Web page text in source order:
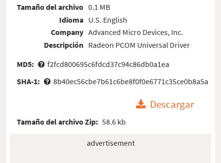
Tamaño del archivo
Idioma
Company
Descripción
0.1 MB
U.S. English
Advanced Micro Devices, Inc.
Radeon PCOM Universal Driver
MD5:
f2fcd800695c6fdcd37c94c86db0a1ea
SHA-1:
8b40ec56cbe7b61c6be8f0f0e6771c35ce0b8a5a
Descargar
Tamaño del archivo Zip: 58.6 kb
advertisement